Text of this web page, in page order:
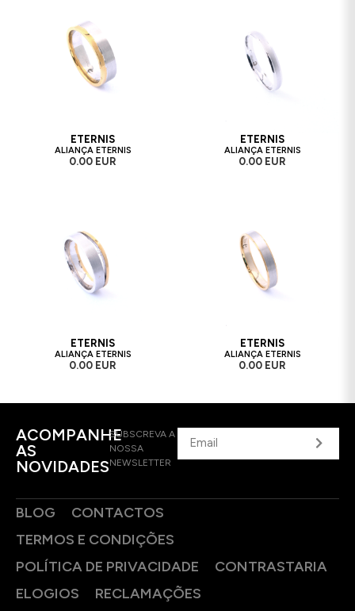
ETERNIS
ALIANÇA ETERNIS
0.00 EUR
ETERNIS
ALIANÇA ETERNIS
0.00 EUR
ETERNIS
ALIANÇA ETERNIS
0.00 EUR
ETERNIS
ALIANÇA ETERNIS
0.00 EUR
ACOMPANHE
AS
NOVIDADES
SUBSCREVA A
NOSSA
NEWSLETTER
BLOG
CONTACTOS
TERMOS E CONDIÇÕES
POLÍTICA DE PRIVACIDADE
CONTRASTARIA
ELOGIOS
RECLAMAÇÕES